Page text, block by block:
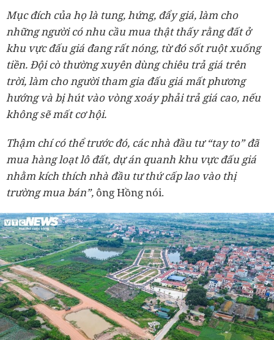
Mục đích của họ là tung, hứng, đẩy giá, làm cho
những người có nhu cầu mua thật thấy rằng đất ở
khu vực đấu giá đang rất nóng, từ đó sốt ruột xuống
tiền. Đội cò thường xuyên dùng chiêu trả giá trên
trời, làm cho người tham gia đấu giá mất phương
hướng và bị hút vào vòng xoáy phải trả giá cao, nếu
không sẽ mất cơ hội.
Thậm chí có thể trước đó, các nhà đầu tư “tay to” đã
mua hàng loạt lô đất, dự án quanh khu vực đấu giá
nhằm kích thích nhà đầu tư thứ cấp lao vào thị
trường mua bán”, ông Hồng nói.